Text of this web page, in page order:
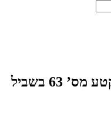
מבאר מילחן לפארק תמנע קטע מס’ 63 בשביל